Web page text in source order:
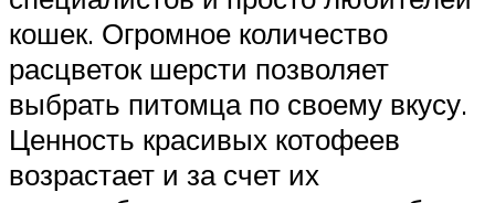
кошек. Огромное количество
расцветок шерсти позволяет
выбрать питомца по своему вкусу.
Ценность красивых котофеев
возрастает и за счет их